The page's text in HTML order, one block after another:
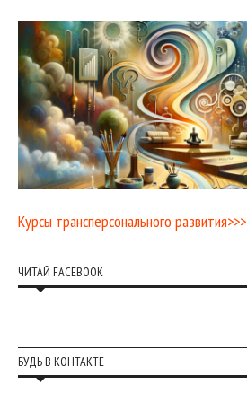
Курсы трансперсонального развития>>>
ЧИТАЙ FACEBOOK
БУДЬ В КОНТАКТЕ